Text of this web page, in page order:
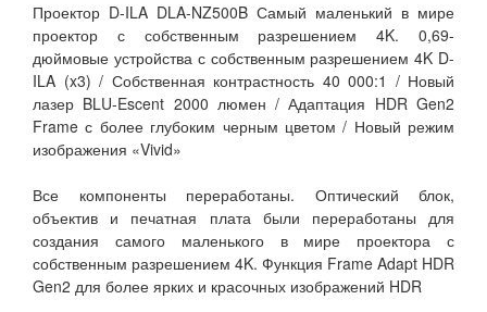
Проектор D-ILA DLA-NZ500B Самый маленький в мире
проектор с собственным разрешением 4K. 0,69-
дюймовые устройства с собственным разрешением 4K D-
ILA (x3) / Собственная контрастность 40 000:1 / Новый
лазер BLU-Escent 2000 люмен / Адаптация HDR Gen2
Frame с более глубоким черным цветом / Новый режим
изображения «Vivid»
Все компоненты переработаны. Оптический блок,
объектив и печатная плата были переработаны для
создания самого маленького в мире проектора с
собственным разрешением 4K. Функция Frame Adapt HDR
Gen2 для более ярких и красочных изображений HDR